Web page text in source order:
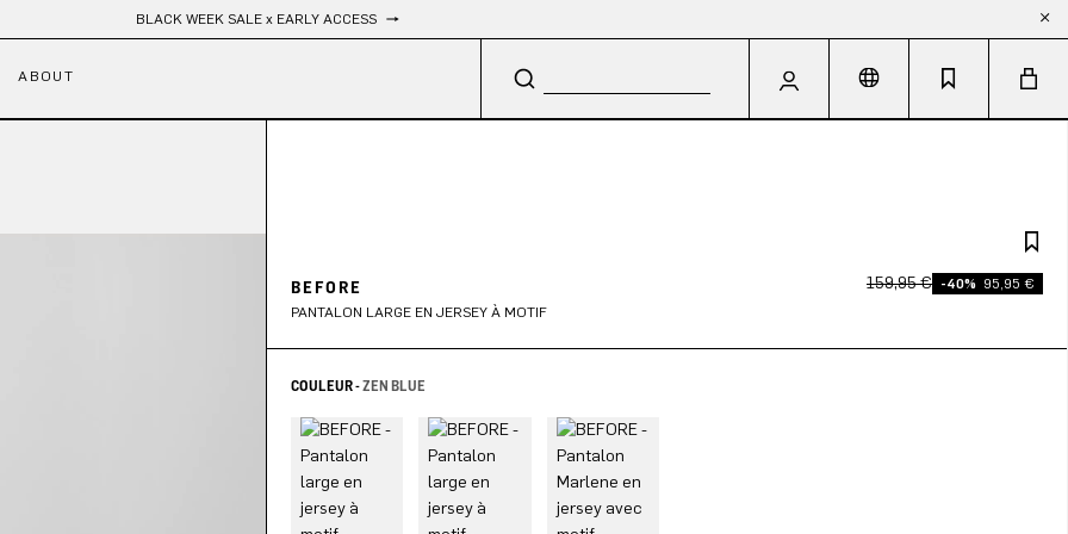
Livraison gratuite
ABOUT
BEFORE
PANTALON LARGE EN JERSEY À MOTIF
159,95 € -40% 95,95 €
COULEUR -ZEN BLUE